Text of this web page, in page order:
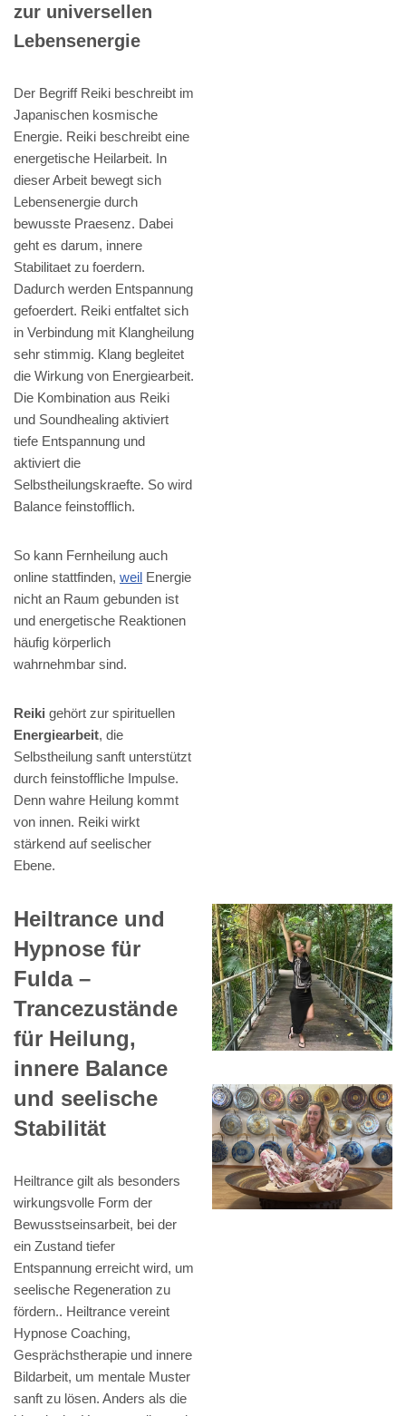
zur universellen
Lebensenergie
Der Begriff Reiki beschreibt im
Japanischen kosmische
Energie. Reiki beschreibt eine
energetische Heilarbeit. In
dieser Arbeit bewegt sich
Lebensenergie durch
bewusste Praesenz. Dabei
geht es darum, innere
Stabilitaet zu foerdern.
Dadurch werden Entspannung
gefoerdert. Reiki entfaltet sich
in Verbindung mit Klangheilung
sehr stimmig. Klang begleitet
die Wirkung von Energiearbeit.
Die Kombination aus Reiki
und Soundhealing aktiviert
tiefe Entspannung und
aktiviert die
Selbstheilungskraefte. So wird
Balance feinstofflich.
So kann Fernheilung auch
online stattfinden, weil Energie
nicht an Raum gebunden ist
und energetische Reaktionen
häufig körperlich
wahrnehmbar sind.
Reiki gehört zur spirituellen
Energiearbeit, die
Selbstheilung sanft unterstützt
durch feinstoffliche Impulse.
Denn wahre Heilung kommt
von innen. Reiki wirkt
stärkend auf seelischer
Ebene.
Heiltrance und
Hypnose für
Fulda –
Trancezustände
für Heilung,
innere Balance
und seelische
Stabilität
Heiltrance gilt als besonders
wirkungsvolle Form der
Bewusstseinsarbeit, bei der
ein Zustand tiefer
Entspannung erreicht wird, um
seelische Regeneration zu
fördern.. Heiltrance vereint
Hypnose Coaching,
Gesprächstherapie und innere
Bildarbeit, um mentale Muster
sanft zu lösen. Anders als die